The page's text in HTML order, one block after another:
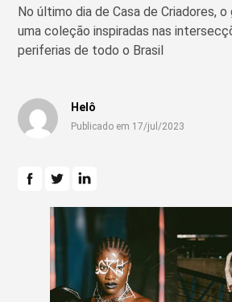
No último dia de Casa de Criadores,
uma coleção inspiradas nas
periferias de todo o Brasil
Helô
Publicado em 17/jul/2023